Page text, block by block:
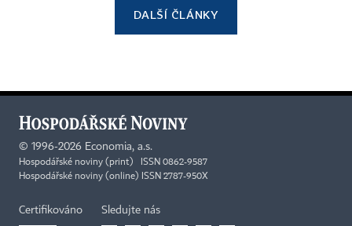
DALŠÍ ČLÁNKY
© 1996-2026 Economia, a.s.
Hospodářské noviny (print) ISSN 0862-9587
Hospodářské noviny (online) ISSN 2787-950X
Certifikováno Sledujte nás